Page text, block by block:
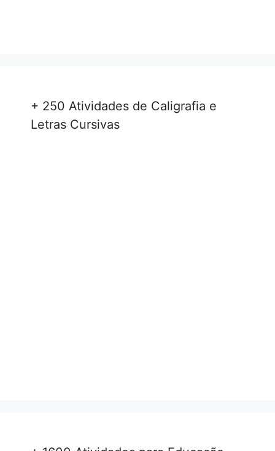
+ 250 Atividades de Caligrafia e
Letras Cursivas